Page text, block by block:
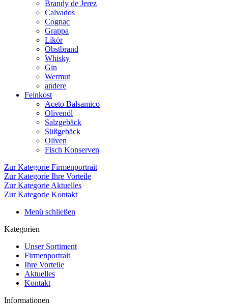
Brandy de Jerez
Calvados
Cognac
Grappa
Likör
Obstbrand
Whisky
Gin
Wermut
andere
Feinkost
Aceto Balsamico
Olivenöl
Salzgebäck
Süßgebäck
Oliven
Fisch Konserven
Zur Kategorie Firmenportrait
Zur Kategorie Ihre Vorteile
Zur Kategorie Aktuelles
Zur Kategorie Kontakt
Menü schließen
Kategorien
Unser Sortiment
Firmenportrait
Ihre Vorteile
Aktuelles
Kontakt
Informationen